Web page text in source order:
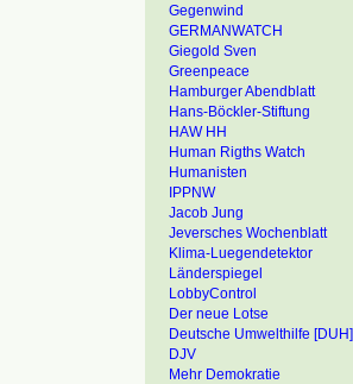
Gegenwind
GERMANWATCH
Giegold Sven
Greenpeace
Hamburger Abendblatt
Hans-Böckler-Stiftung
HAW HH
Human Rigths Watch
Humanisten
IPPNW
Jacob Jung
Jeversches Wochenblatt
Klima-Luegendetektor
Länderspiegel
LobbyControl
Der neue Lotse
Deutsche Umwelthilfe [DUH]
DJV
Mehr Demokratie